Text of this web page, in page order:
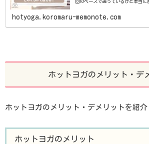
回のペースで通っているけど本当
hotyoga.koromaru-memonote.com
ホットヨガのメリット・デ
ホットヨガのメリット・デメリットを紹介
ホットヨガのメリット